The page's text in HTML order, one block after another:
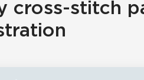
cross-stitch